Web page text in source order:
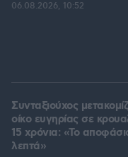
06.08.2026, 10:52
Συνταξιούχος
οίκο ευγηρίας σε
15 χρόνια: «Το
λεπτά»